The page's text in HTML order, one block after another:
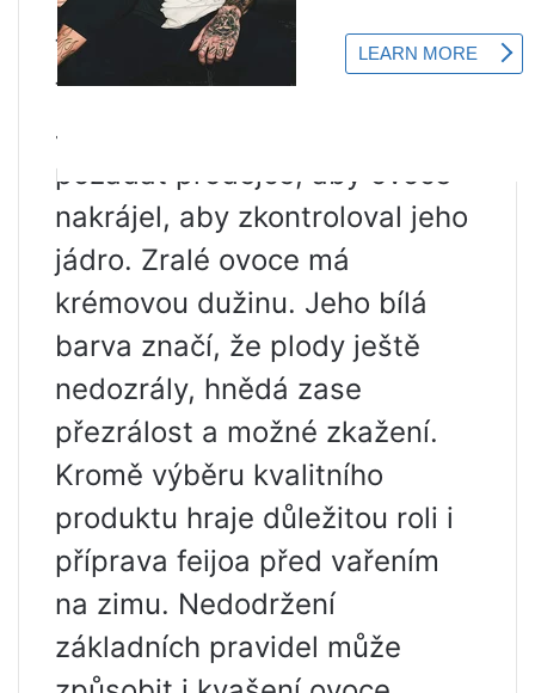
tmavé místo při pokojové
teplotě, po pár dnech dozrají.
Je bezpodmínečně nutné
požádat prodejce, aby ovoce
nakrájel, aby zkontroloval jeho
jádro. Zralé ovoce má
krémovou dužinu. Jeho bílá
barva značí, že plody ještě
nedozrály, hnědá zase
přezrálost a možné zkažení.
Kromě výběru kvalitního
produktu hraje důležitou roli i
příprava feijoa před vařením
na zimu. Nedodržení
základních pravidel může